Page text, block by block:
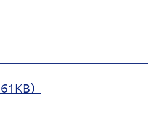
）